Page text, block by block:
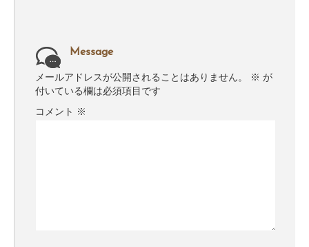
Message
メールアドレスが公開されることはありません。 ※ が
付いている欄は必須項目です
コメント ※